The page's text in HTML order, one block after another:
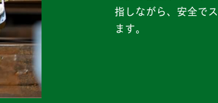
指しながら、安全で
ます。